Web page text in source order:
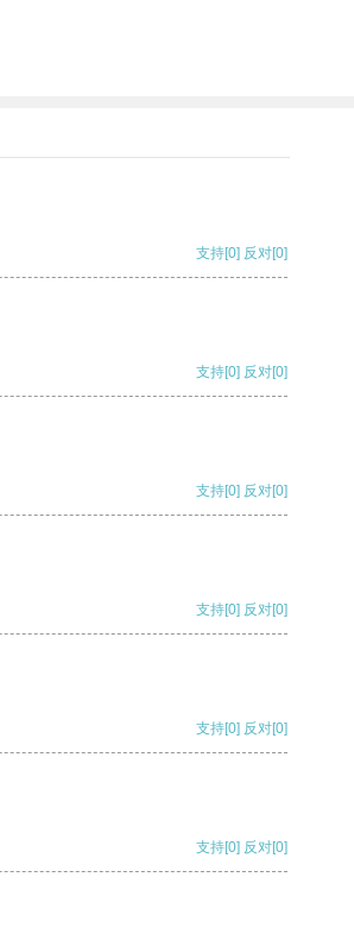
支持[0] 反对[0]
支持[0] 反对[0]
支持[0] 反对[0]
支持[0] 反对[0]
支持[0] 反对[0]
支持[0] 反对[0]